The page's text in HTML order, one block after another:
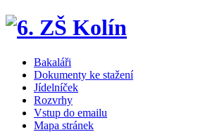
Bakaláři
Dokumenty ke stažení
Jídelníček
Rozvrhy
Vstup do emailu
Mapa stránek